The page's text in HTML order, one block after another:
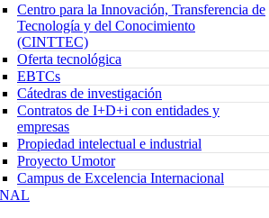
Centro para la Innovación, Transferencia de
Tecnología y del Conocimiento
(CINTTEC)
Oferta tecnológica
EBTCs
Cátedras de investigación
Contratos de I+D+i con entidades y
empresas
Propiedad intelectual e industrial
Proyecto Umotor
Campus de Excelencia Internacional